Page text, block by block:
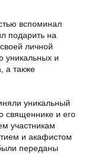
вспоминал
подарить на
личной
уникальных и
а также
уникальный
священнике и его
участникам
и акафистом
переданы